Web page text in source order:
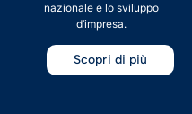
nazionale e lo sviluppo
d’impresa.
Scopri di più